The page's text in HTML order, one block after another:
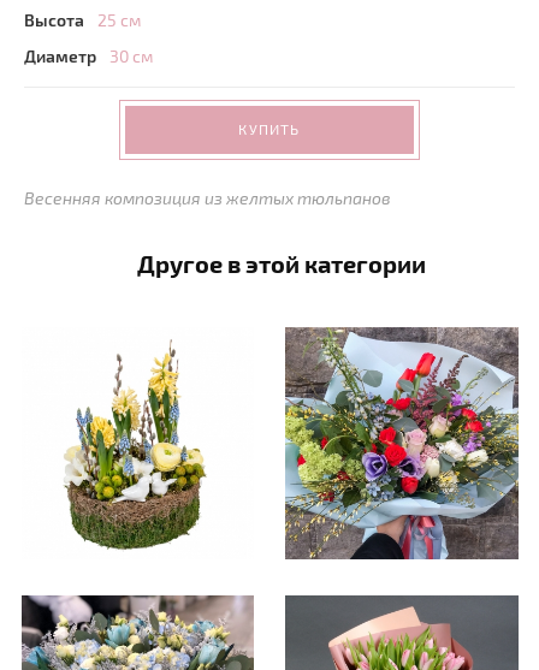
Высота
25 см
Диаметр
30 см
КУПИТЬ
Весенняя композиция из желтых тюльпанов
Другое в этой категории